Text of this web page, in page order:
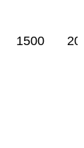
1500